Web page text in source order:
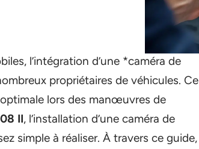
l’intégration d’une *caméra de
propriétaires de véhicules. Ce
lors des manœuvres de
II, l’installation d’une caméra de
simple à réaliser. À travers ce guide,